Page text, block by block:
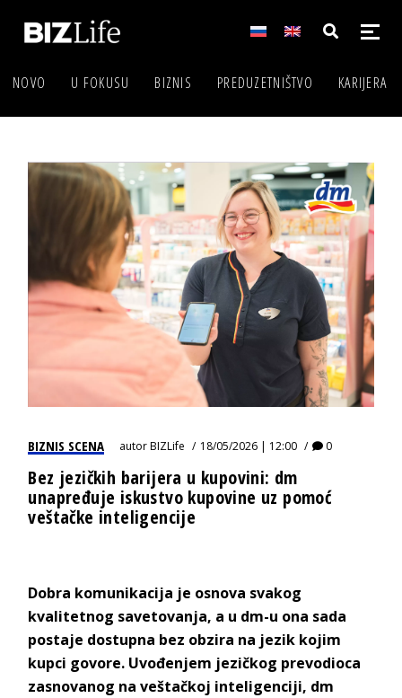
NOVO U FOKUSU BIZNIS PREDUZETNIŠTVO KARIJERA
BIZNIS SCENA autorBIZLife 18/05/2026 | 12:00 0
Bez jezičkih barijera u kupovini: dm
unapređuje iskustvo kupovine uz pomoć
veštačke inteligencije
Dobra komunikacija je osnova svakog
kvalitetnog savetovanja, a u dm-u ona sada
postaje dostupna bez obzira na jezik kojim
kupci govore. Uvođenjem jezičkog prevodioca
zasnovanog na veštačkoj inteligenciji, dm